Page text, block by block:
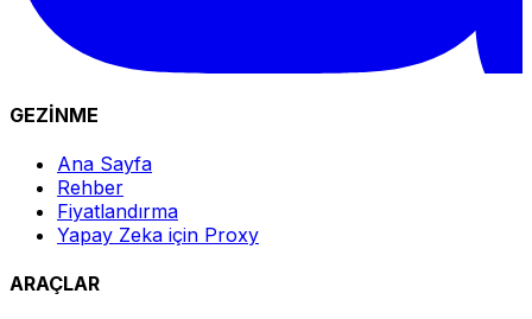
GEZİNME
Ana Sayfa
Rehber
Fiyatlandırma
Yapay Zeka için Proxy
ARAÇLAR